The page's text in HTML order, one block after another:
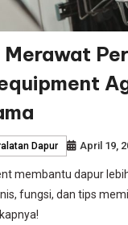
Merawat
Dapur April 19,
membantu dapur
fungsi, dan tips